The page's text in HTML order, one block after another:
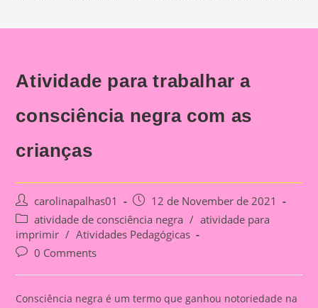
Atividade para trabalhar a
consciência negra com as
crianças
Post
author:
carolinapalhas01
Post
published:
12 de November de 2021
Post
category:
atividade de consciência negra / atividade para
imprimir / Atividades Pedagógicas
Post0 Comments
Consciência negra é um termo que ganhou notoriedade na